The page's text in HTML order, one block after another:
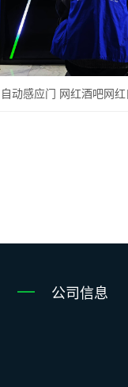
自动感应门 网红酒吧网
公司信息